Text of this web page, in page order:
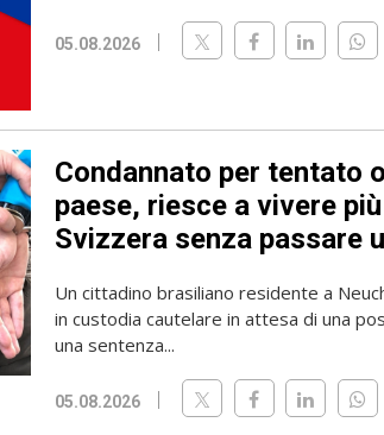
05.08.2026
Condannato per tentato
paese, riesce a vivere
Svizzera senza passare
Un cittadino brasiliano residente a
in custodia cautelare in attesa di una
una sentenza...
05.08.2026